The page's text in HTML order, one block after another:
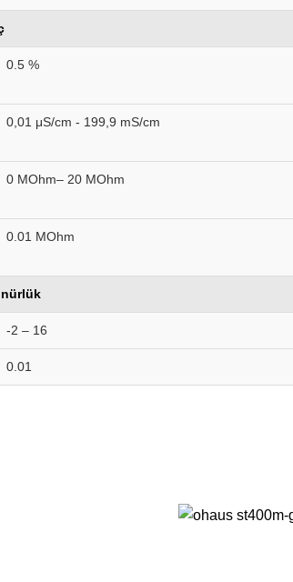
0.5 %
0,01 μS/cm - 199,9 mS/cm
0 MOhm– 20 MOhm
0.01 MOhm
-2 – 16
0.01